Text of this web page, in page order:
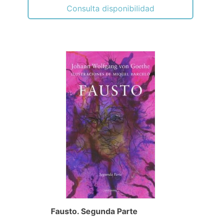
Consulta disponibilidad
Fausto. Segunda Parte